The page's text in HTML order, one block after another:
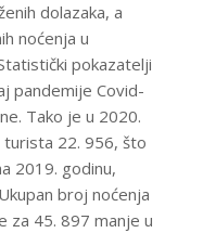
dolazaka, a
noćenja u
pokazatelji
pandemije Covid-
Tako je u 2020.
turista 22. 956, što
2019. godinu,
broj noćenja
za 45. 897 manje u